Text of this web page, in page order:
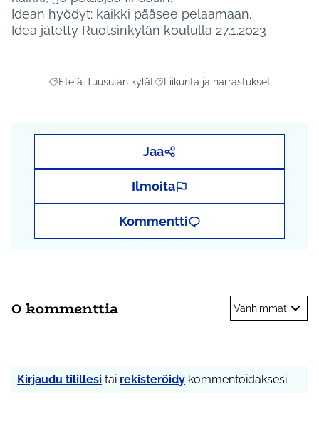
Idean hyödyt: kaikki pääsee pelaamaan.
Idea jätetty Ruotsinkylän koululla 27.1.2023
Rajaa tulokset aihepiirin mukaan: Etelä-Tuusulan kylät
Etelä-Tuusulan kylätRajaa tulokset teeman mukaan:
Liikunta ja harrastukset
Jaa
Ilmoita
Kommentti
0 kommenttia Vanhimmat
Kirjaudu tilillesi tai rekisteröidy kommentoidaksesi.